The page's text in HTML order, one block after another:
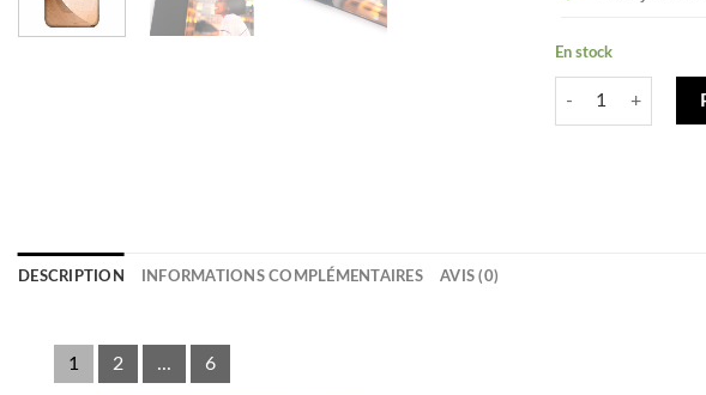
En stock
quantité de Créez
DESCRIPTION INFORMATIONS COMPLÉMENTAIRES AVIS (0)
1 2 ... 6